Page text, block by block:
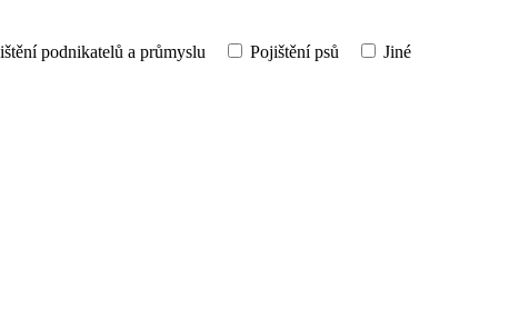
podnikatelů a průmyslu Pojištění psů
Jiné